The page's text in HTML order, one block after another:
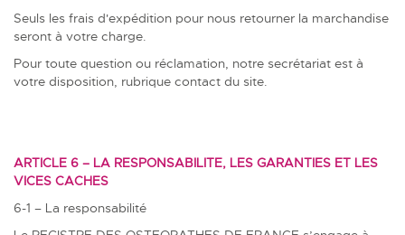
Seuls les frais d'expédition pour nous retourner la marchandise
seront à votre charge.
Pour toute question ou réclamation, notre secrétariat est à
votre disposition, rubrique contact du site.
ARTICLE 6 – LA RESPONSABILITE, LES GARANTIES ET LES
VICES CACHES
6-1 – La responsabilité